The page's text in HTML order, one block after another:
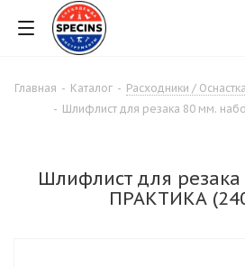
Главная - Каталог - Расходники / Оснастка
- Шлифлист для резака 80 мм.
Шлифлист для
ПРАКТИКА